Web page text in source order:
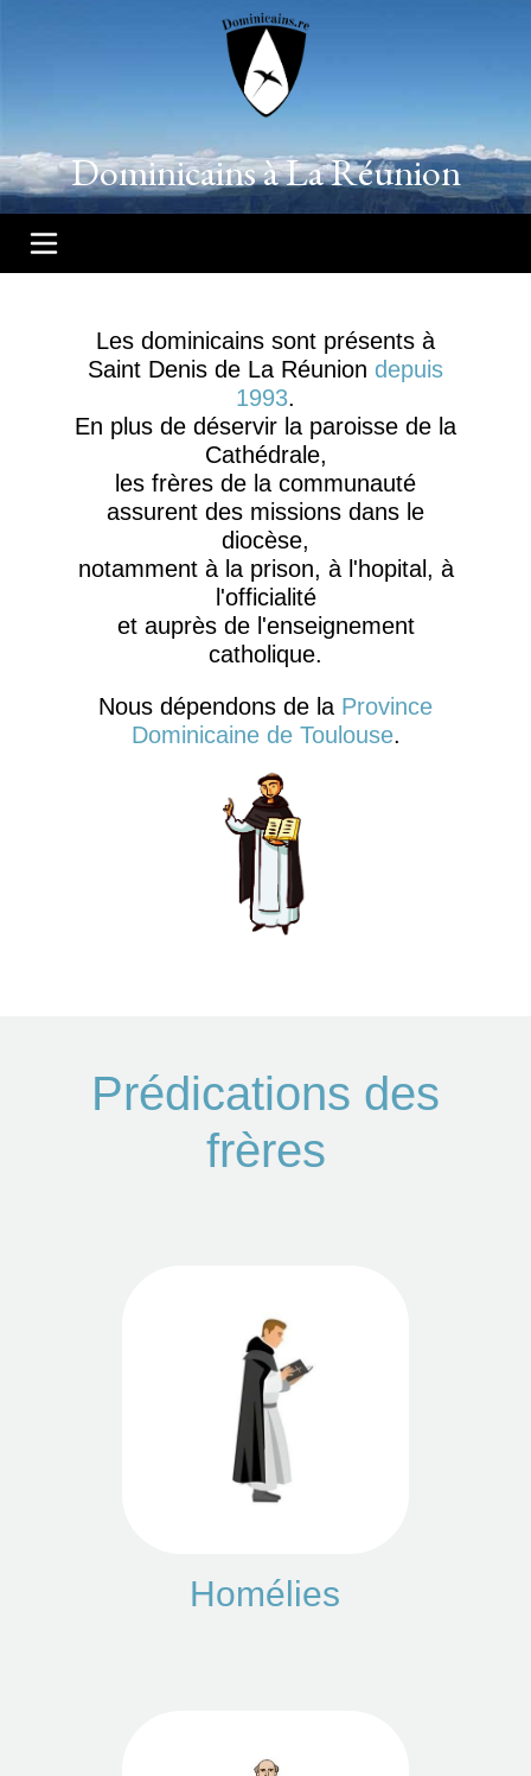
Dominicains à La Réunion
Les dominicains sont présents à
Saint Denis de La Réunion depuis
1993.
En plus de déservir la paroisse de la
Cathédrale,
les frères de la communauté
assurent des missions dans le
diocèse,
notamment à la prison, à l'hopital, à
l'officialité
et auprès de l'enseignement
catholique.
Nous dépendons de la Province
Dominicaine de Toulouse.
Prédications des
frères
Homélies